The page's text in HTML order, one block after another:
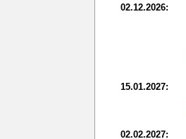
02.12.2026:
15.01.2027:
02.02.2027: